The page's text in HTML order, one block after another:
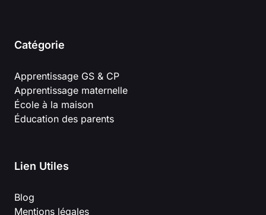
Catégorie
Apprentissage GS & CP
Apprentissage maternelle
École à la maison
Éducation des parents
Lien Utiles
Blog
Mentions légales